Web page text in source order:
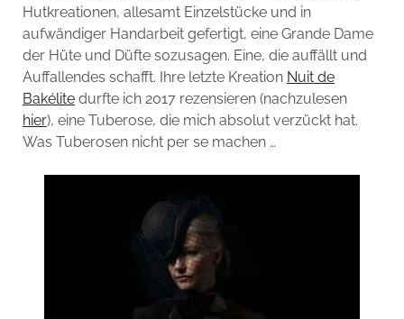
Hutkreationen, allesamt Einzelstücke und in
aufwändiger Handarbeit gefertigt, eine Grande Dame
der Hüte und Düfte sozusagen. Eine, die auffällt und
Auffallendes schafft. Ihre letzte Kreation Nuit de
Bakélitedurfte ich 2017 rezensieren (nachzulesen
hier), eine Tuberose, die mich absolut verzückt hat.
Was Tuberosen nicht per se machen …